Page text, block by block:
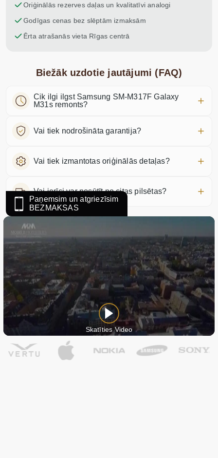
Oriģinālās rezerves daļas un kvalitatīvi analogi
Godīgas cenas bez slēptām izmaksām
Ērta atrašanās vieta Rīgas centrā
Biežāk uzdotie jautājumi (FAQ)
Cik ilgi ilgst Samsung SM-M317F Galaxy
M31s remonts?
Vai tiek nodrošināta garantija?
Vai tiek izmantotas oriģinālās detaļas?
Vai ierīci var nosūtīt no citas pilsētas?
Paņemsim un atgriezīsim
BEZMAKSAS
Skatīties Video